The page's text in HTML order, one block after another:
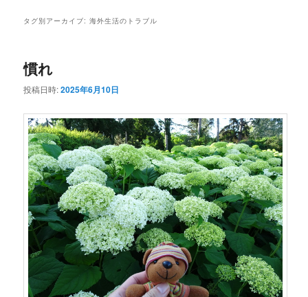
ン
ン
ツ
へ
移
動
テ
ツ
へ
移
動
タグ別アーカイブ:海外生活のトラブル
慣れ
投稿日時:2025年6月10日